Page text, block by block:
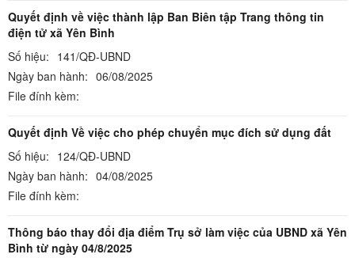
Quyết định về việc thành lập Ban Biên tập Trang thông tin
điện tử xã Yên Bình
Số hiệu: 141/QĐ-UBND
Ngày ban hành: 06/08/2025
File đính kèm:
Quyết định Về việc cho phép chuyển mục đích sử dụng đất
Số hiệu: 124/QĐ-UBND
Ngày ban hành: 04/08/2025
File đính kèm:
Thông báo thay đổi địa điểm Trụ sở làm việc của UBND xã Yên
Bình từ ngày 04/8/2025